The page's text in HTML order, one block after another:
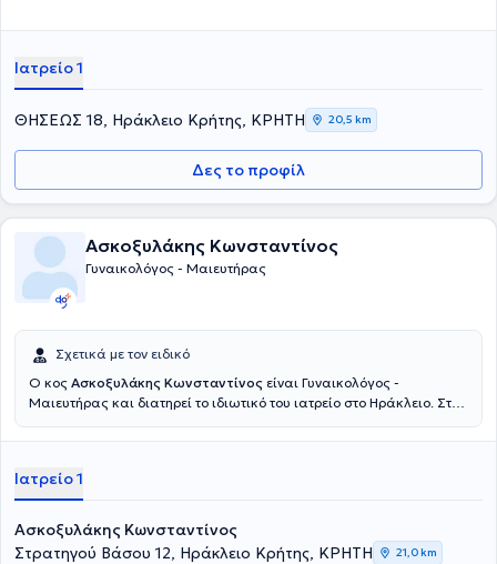
Ιατρείο 1
ΘΗΣΕΩΣ 18, Ηράκλειο Κρήτης, ΚΡΗΤΗ 20,5 km
Δες το προφίλ
Ασκοξυλάκης Κωνσταντίνος
Γυναικολόγος - Μαιευτήρας
Σχετικά με τον ειδικό
Ο κος Ασκοξυλάκης Κωνσταντίνος είναι Γυναικολόγος -
Μαιευτήρας και διατηρεί το ιδιωτικό του ιατρείο στο Ηράκλειο. Στο
άπτονται όλου του φάσματος της ειδικότητάς του, έχοντας πάντα
εξατομικευμένων αναγκών κάθε ασθενούς που αναλαμβάνει.
Ιατρείο 1
Ασκοξυλάκης Κωνσταντίνος
Στρατηγού Βάσου 12, Ηράκλειο Κρήτης, ΚΡΗΤΗ
21,0 km